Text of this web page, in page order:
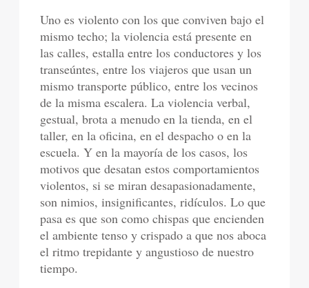
Uno es violento con los que conviven bajo el
mismo techo; la violencia está presente en
las calles, estalla entre los conductores y los
transeúntes, entre los viajeros que usan un
mismo transporte público, entre los vecinos
de la misma escalera. La violencia verbal,
gestual, brota a menudo en la tienda, en el
taller, en la oficina, en el despacho o en la
escuela. Y en la mayoría de los casos, los
motivos que desatan estos comportamientos
violentos, si se miran desapasionadamente,
son nimios, insignificantes, ridículos. Lo que
pasa es que son como chispas que encienden
el ambiente tenso y crispado a que nos aboca
el ritmo trepidante y angustioso de nuestro
tiempo.